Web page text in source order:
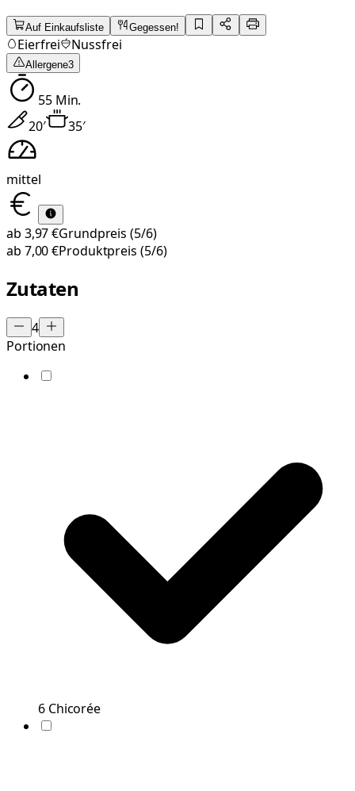
Auf Einkaufsliste Gegessen!
Eierfrei Nussfrei
Allergene3
55Min.
20′ 35′
mittel
ab 3,97 €Grundpreis (5/6)
ab 7,00 €Produktpreis (5/6)
Zutaten
4
Portionen
6 Chicorée